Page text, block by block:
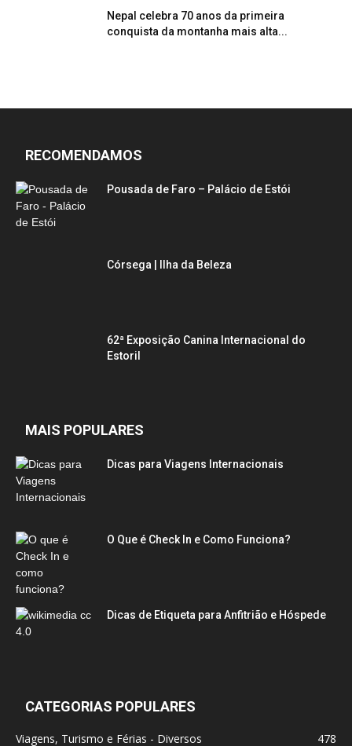
Nepal celebra 70 anos da primeira
conquista da montanha mais alta...
RECOMENDAMOS
Pousada de Faro – Palácio de Estói
Córsega | Ilha da Beleza
62ª Exposição Canina Internacional do
Estoril
MAIS POPULARES
Dicas para Viagens Internacionais
O Que é Check In e Como Funciona?
Dicas de Etiqueta para Anfitrião e Hóspede
CATEGORIAS POPULARES
Viagens, Turismo e Férias - Diversos 478